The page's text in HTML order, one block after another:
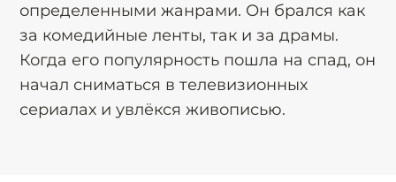
определенными жанрами. Он брался как
за комедийные ленты, так и за драмы.
Когда его популярность пошла на спад, он
начал сниматься в телевизионных
сериалах и увлёкся живописью.